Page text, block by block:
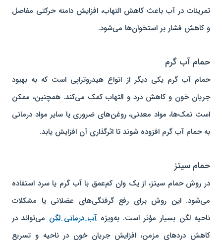
تمرینات در آب باعث کاهش التهاب، افزایش دامنه حرکتی مفاصل
و کاهش فشار بر استخوان‌ها می‌شود.
حمام آب گرم
حمام آب گرم یکی دیگر از انواع هیدروتراپی است که به بهبود
جریان خون و کاهش درد و التهاب کمک می‌کند. همچنین، ممکن
است نمک‌ها، مواد معدنی، روغن‌های ضروری یا سایر مواد درمانی
به حمام آب گرم افزوده شوند تا اثرگذاری آن افزایش یابد.
حمام سیتز
در روش حمام سیتز، از یک وان کم‌عمق با آب گرم یا سرد استفاده
می‌شود. این روش برای رفع گرفتگی‌های عضلانی یا مشکلات
ناحیه لگن بسیار مؤثر است. به‌ویژه آب درمانی لگن می‌تواند در
کاهش دردهای مزمن، افزایش جریان خون در ناحیه و تسریع